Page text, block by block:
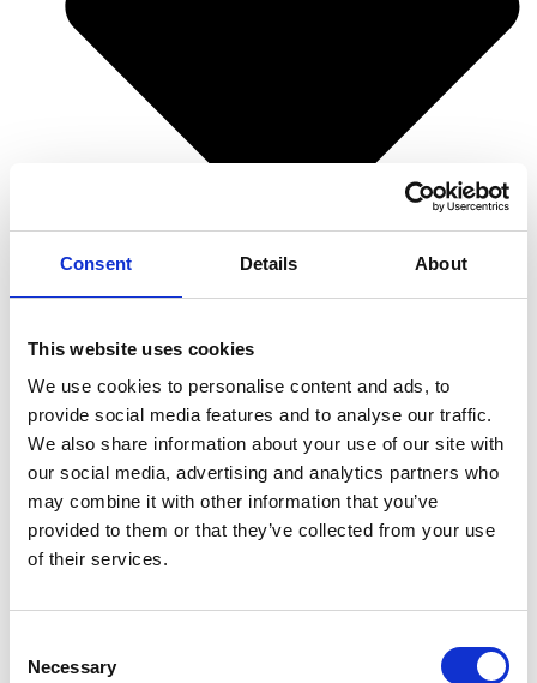
Consent Details About
This website uses cookies
We use cookies to personalise content and ads, to
provide social media features and to analyse our traffic.
We also share information about your use of our site with
our social media, advertising and analytics partners who
may combine it with other information that you’ve
provided to them or that they’ve collected from your use
of their services.
Selection
Necessary
Superpolish
Spørgsmål og svar
Superpolish på bilen
Superpolish på båden
Superpolish i hjemmet